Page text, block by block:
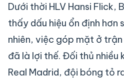
Dưới thời HLV Hansi Flick,
thấy dấu hiệu ổn định hơn
nhiên, việc góp mặt ở
đã là lợi thế. Đối thủ nhiều
Real Madrid, đội bóng tỏ